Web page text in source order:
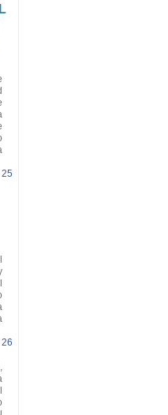
25
26